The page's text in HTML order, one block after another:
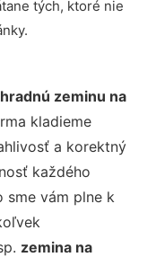
tých, ktoré nie
zeminu na
kladieme
a korektný
každého
sme vám plne k
zemina na